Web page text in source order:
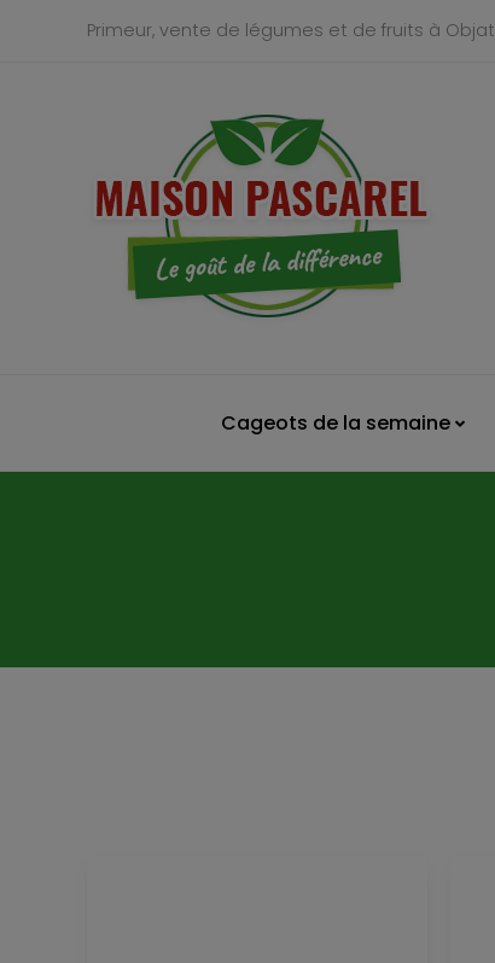
Primeur, vente de légumes et de fruits à Objat
Cageots de la semaine